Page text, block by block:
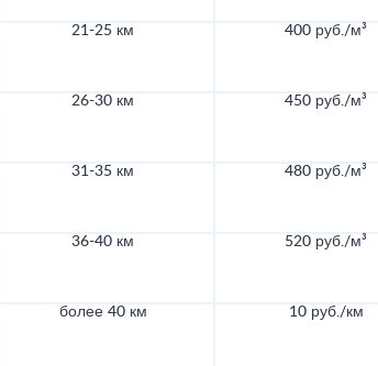
21-25 км 400 руб./м³
26-30 км 450 руб./м³
31-35 км 480 руб./м³
36-40 км 520 руб./м³
более 40 км 10 руб./км